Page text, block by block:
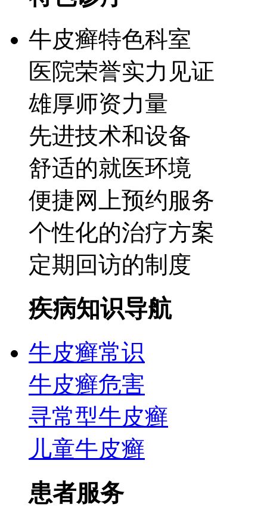
牛皮癣特色科室
医院荣誉实力见证
雄厚师资力量
先进技术和设备
舒适的就医环境
便捷网上预约服务
个性化的治疗方案
定期回访的制度
疾病知识导航
牛皮癣常识
牛皮癣危害
寻常型牛皮癣
儿童牛皮癣
患者服务